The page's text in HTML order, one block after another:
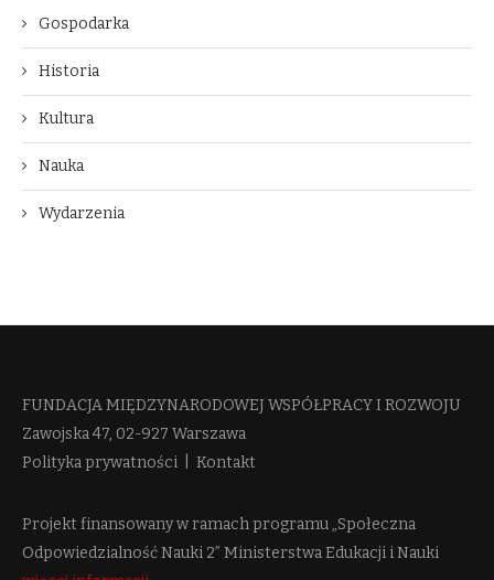
Gospodarka
Historia
Kultura
Nauka
Wydarzenia
FUNDACJA MIĘDZYNARODOWEJ WSPÓŁPRACY I ROZWOJU​
Zawojska 47, 02-927 Warszawa
Polityka prywatności
Kontakt
Projekt finansowany w ramach programu „Społeczna
Odpowiedzialność Nauki 2” Ministerstwa Edukacji i Nauki